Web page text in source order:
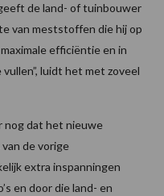
de land- of tuinbouwer
van meststoffen die hij op
efficiëntie en in
luidt het met zoveel
nog dat het nieuwe
de vorige
extra inspanningen
en door die land- en